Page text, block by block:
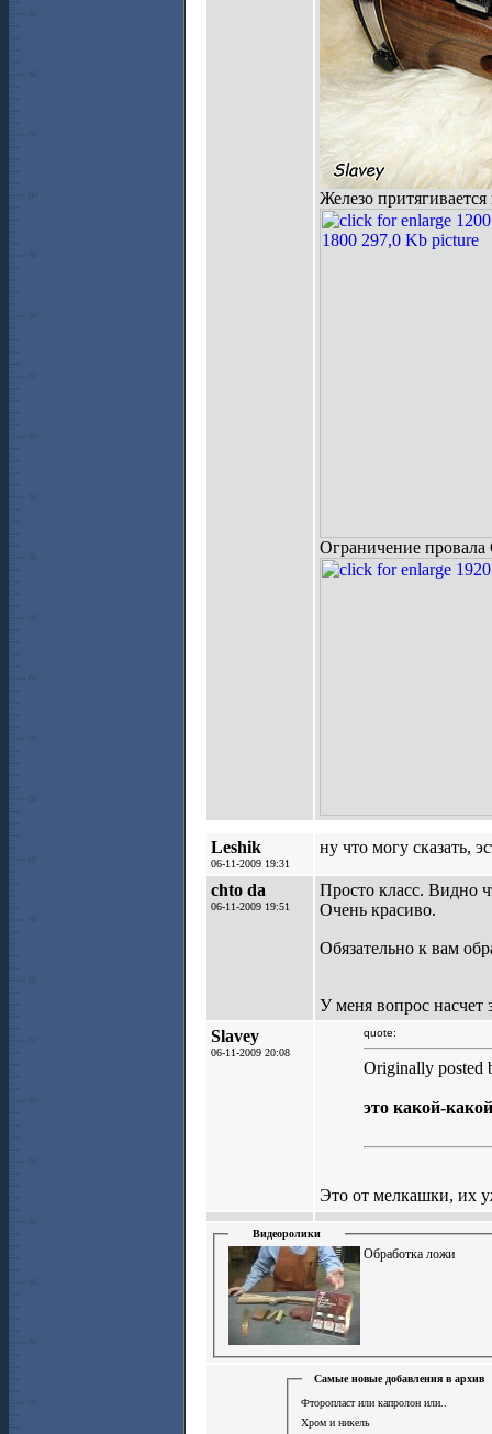
Железо
Ограничение
Leshik
06-11-2009 19:31
ну что могу сказать,
chto da
06-11-2009 19:51
Просто класс. Видно
Очень красиво.
Обязательно к вам
У меня вопрос насчет
Slavey
06-11-2009 20:08
quote:
Originally posted
это какой-
Это от мелкашки, их
Видеоролики
Обработка ложи
Самые новые добавления в архив
Фторопласт или капролон или..
Хром и никель